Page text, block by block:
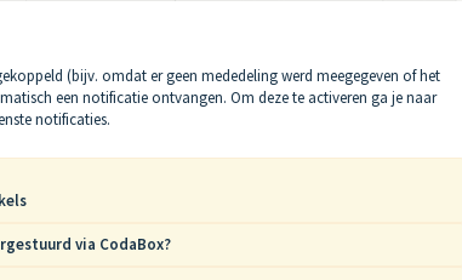
(bijv. omdat er geen mededeling werd meegegeven of het
een notificatie ontvangen. Om deze te activeren ga je naar
notificaties.
via CodaBox?